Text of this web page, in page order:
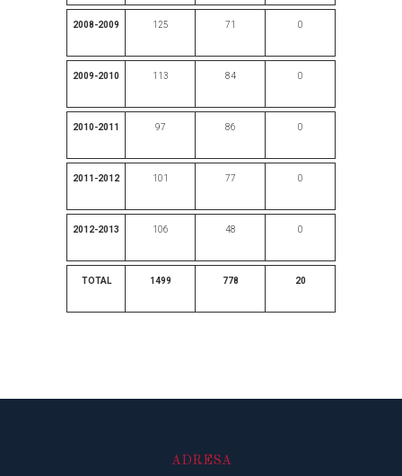
2008-2009 125 71 0
2009-2010 113 84 0
2010-2011 97 86 0
2011-2012 101 77 0
2012-2013 106 48 0
TOTAL 1499 778 20
ADRESA